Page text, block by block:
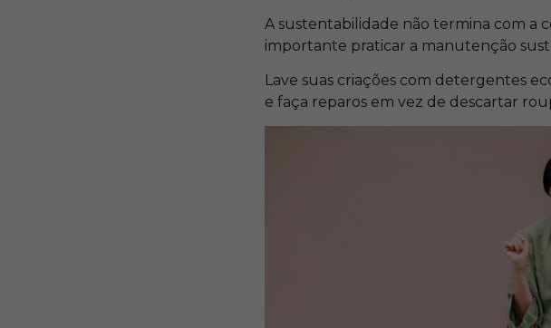
A sustentabilidade não termina com a
importante praticar a manutenção
Lave suas criações com detergentes
e faça reparos em vez de descartar